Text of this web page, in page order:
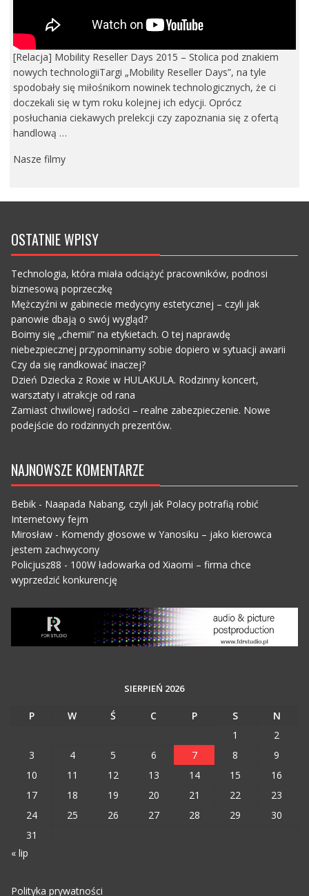
[Relacja] Mobility Reseller Days 2015 – Stolica pod znakiem
nowych technologiiTargi „Mobility Reseller Days”, na tyle
spodobały się miłośnikom nowinek technologicznych, że ci
doczekali się w tym roku kolejnej ich edycji. Oprócz
posłuchania ciekawych prelekcji czy zapoznania się z ofertą
handlową …
Nasze filmy
OSTATNIE WPISY
Technologia, która miała odciążyć pracowników, podnosi
biznesową poprzeczkę
Mężczyźni w gabinecie medycyny estetycznej – czyli jak
panowie dbają o swój wygląd?
Boimy się „chemii” na etykietach. O tej naprawdę
niebezpiecznej przypominamy sobie dopiero w sytuacji awarii
Czy da się randkować inaczej?
Dzień Dziecka z Roxie w HULAKULA. Rodzinny koncert,
warsztaty i atrakcje od rana
Zamiast chwilowej radości – realne zabezpieczenie. Nowe
podejście do rodzinnych prezentów.
NAJNOWSZE KOMENTARZE
Bebik- Naapada Nabang, czyli jak Polacy potrafią robić
Internetowy fejm
Mirosław- Komendy głosowe w Yanosiku – jako kierowca
jestem zachwycony
Policjusz88 - 100W ładowarka od Xiaomi – firma chce
wyprzedzić konkurencję
SIERPIEŃ 2026
P W Ś C P S
N
1
2
3
4 5 6 7 8
9
10
11 12 13 14 15
16
17
18 19 20 21 22
23
24
25 26 27 28 29
30
31
« lip
Polityka prywatności